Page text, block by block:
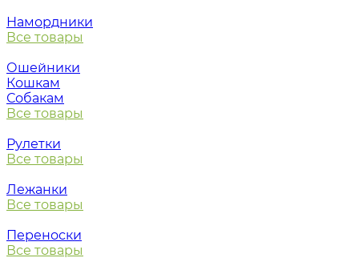
Намордники
Все товары
Ошейники
Кошкам
Собакам
Все товары
Рулетки
Все товары
Лежанки
Все товары
Переноски
Все товары